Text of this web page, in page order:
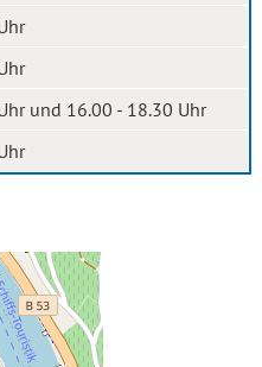
und 16.00 - 18.30 Uhr